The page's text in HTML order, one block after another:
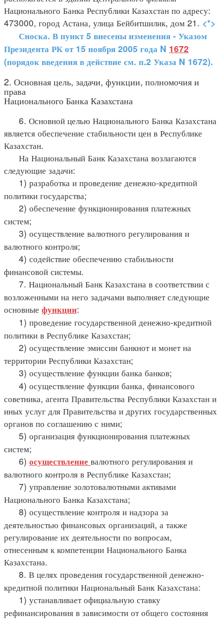
Национального Банка Республики Казахстан по адресу:
473000, город Астана, улица Бейбитшилик, дом 21. <*>
Сноска. В пункт 5 внесены изменения - Указом
Президента РК от 15 ноября 2005 года N 1672
(порядок введения в действие см. п.2 Указа N 1672).
2. Основная цель, задачи, функции, полномочия и
права
Национального Банка Казахстана
6. Основной целью Национального Банка Казахстана
является обеспечение стабильности цен в Республике
Казахстан.
На Национальный Банк Казахстана возлагаются
следующие задачи:
1) разработка и проведение денежно-кредитной
политики государства;
2) обеспечение функционирования платежных
систем;
3) осуществление валютного регулирования и
валютного контроля;
4) содействие обеспечению стабильности
финансовой системы.
7. Национальный Банк Казахстана в соответствии с
возложенными на него задачами выполняет следующие
основные функции:
1) проведение государственной денежно-кредитной
политики в Республике Казахстан;
2) осуществление эмиссии банкнот и монет на
территории Республики Казахстан;
3) осуществление функции банка банков;
4) осуществление функции банка, финансового
советника, агента Правительства Республики Казахстан и
иных услуг для Правительства и других государственных
органов по соглашению с ними;
5) организация функционирования платежных
систем;
6) осуществление валютного регулирования и
валютного контроля в Республике Казахстан;
7) управление золотовалютными активами
Национального Банка Казахстана;
8) осуществление контроля и надзора за
деятельностью финансовых организаций, а также
регулирование их деятельности по вопросам,
отнесенным к компетенции Национального Банка
Казахстана.
8. В целях проведения государственной денежно-
кредитной политики Национальный Банк Казахстана:
1) устанавливает официальную ставку
рефинансирования в зависимости от общего состояния